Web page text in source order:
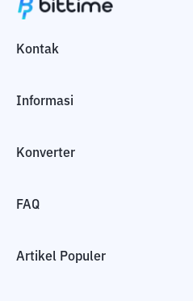
Kontak
Informasi
Konverter
FAQ
Artikel Populer